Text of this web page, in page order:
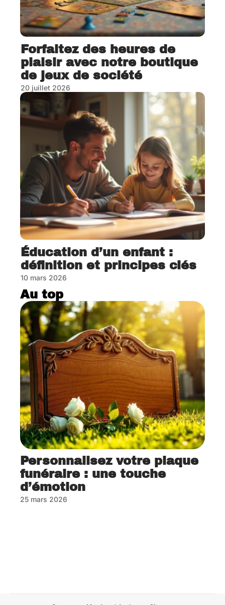
Forfaitez des heures de
plaisir avec notre boutique
de jeux de société
20 juillet 2026
Éducation d’un enfant :
définition et principes clés
10 mars 2026
Au top
Personnalisez votre plaque
funéraire : une touche
d’émotion
25 mars 2026